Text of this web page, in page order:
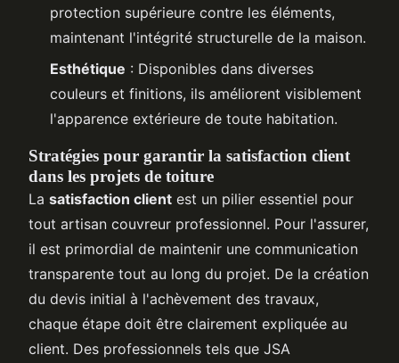
protection supérieure contre les éléments,
maintenant l'intégrité structurelle de la maison.
Esthétique : Disponibles dans diverses
couleurs et finitions, ils améliorent visiblement
l'apparence extérieure de toute habitation.
Stratégies pour garantir la satisfaction client
dans les projets de toiture
La satisfaction client est un pilier essentiel pour
tout artisan couvreur professionnel. Pour l'assurer,
il est primordial de maintenir une communication
transparente tout au long du projet. De la création
du devis initial à l'achèvement des travaux,
chaque étape doit être clairement expliquée au
client. Des professionnels tels que JSA